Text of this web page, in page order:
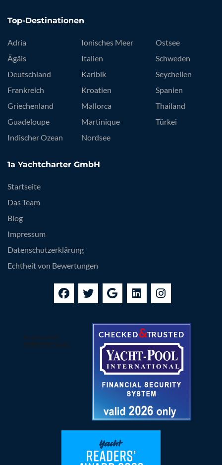
Top-Destinationen
Adria
Ägäis
Deutschland
Frankreich
Griechenland
Guadeloupe
Indischer Ozean
Ionisches Meer
Italien
Karibik
Kroatien
Mallorca
Martinique
Nordsee
Ostsee
Schweden
Seychellen
Spanien
Thailand
Türkei
1a Yachtcharter GmbH
Startseite
Das Team
Blog
Impressum
Datenschutzerklärung
Echtheit von Bewertungen